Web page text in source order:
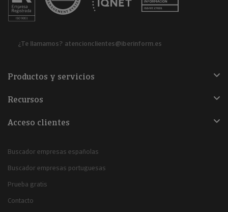
¿Te llamamos? atencionclientes@iberinform.es
Productos y servicios
Recursos
Acceso clientes
Buscador empresas españolas
Buscador empresas portuguesas
Prueba gratis
Contacto